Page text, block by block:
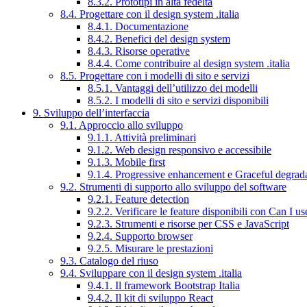
8.4. Progettare con il design system .italia
8.4.1. Documentazione
8.4.2. Benefici del design system
8.4.3. Risorse operative
8.4.4. Come contribuire al design system .italia
8.5. Progettare con i modelli di sito e servizi
8.5.1. Vantaggi dell’utilizzo dei modelli
8.5.2. I modelli di sito e servizi disponibili
9. Sviluppo dell’interfaccia
9.1. Approccio allo sviluppo
9.1.1. Attività preliminari
9.1.2. Web design responsivo e accessibile
9.1.3. Mobile first
9.1.4. Progressive enhancement e Graceful
9.2. Strumenti di supporto allo sviluppo del software
9.2.1. Feature detection
9.2.2. Verificare le feature disponibili con Can I
9.2.3. Strumenti e risorse per CSS e JavaScript
9.2.4. Supporto browser
9.2.5. Misurare le prestazioni
9.3. Catalogo del riuso
9.4. Sviluppare con il design system .italia
9.4.1. Il framework Bootstrap Italia
9.4.2. Il kit di sviluppo React